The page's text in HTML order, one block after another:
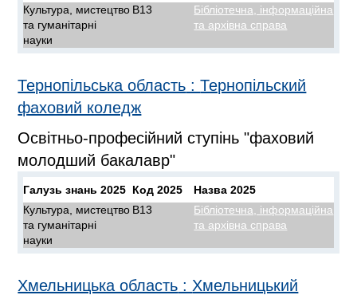
Культура, мистецтво
та гуманітарні
науки
B13
Бібліотечна, інформаційна
та архівна справа
Тернопільська область :Тернопільский
фаховий коледж
Освітньо-професійний ступінь "фаховий
молодший бакалавр"
Галузь знань 2025 Код 2025
Назва 2025
Культура, мистецтво
та гуманітарні
науки
B13
Бібліотечна, інформаційна
та архівна справа
Хмельницька область : Хмельницький